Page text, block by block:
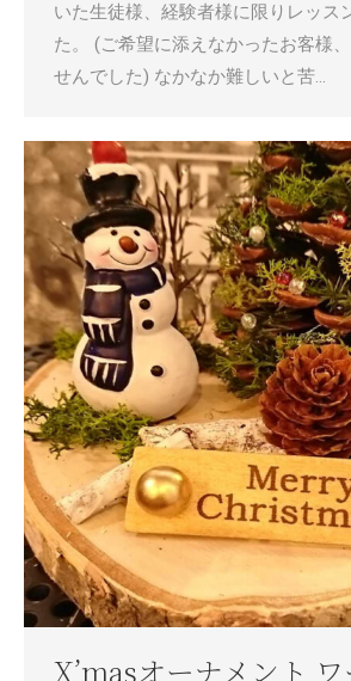
いた生徒様、経験者様に限りレッス
た。 (ご希望に添えなかったお客様
せんでした) なかなか難しいと苦…
X’masオーナメント ワ